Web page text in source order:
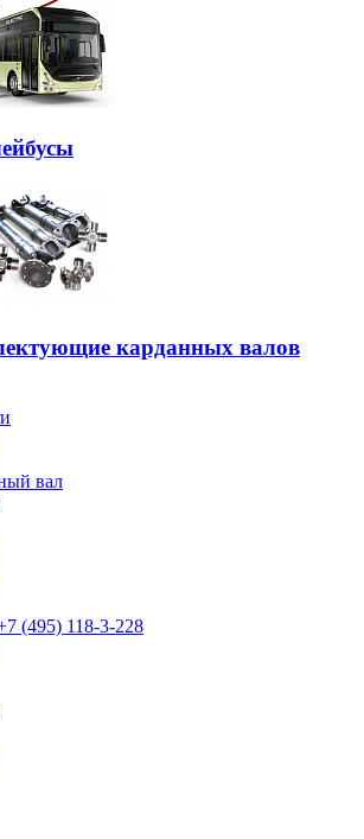
карданных валов
вал
(495) 118-3-228